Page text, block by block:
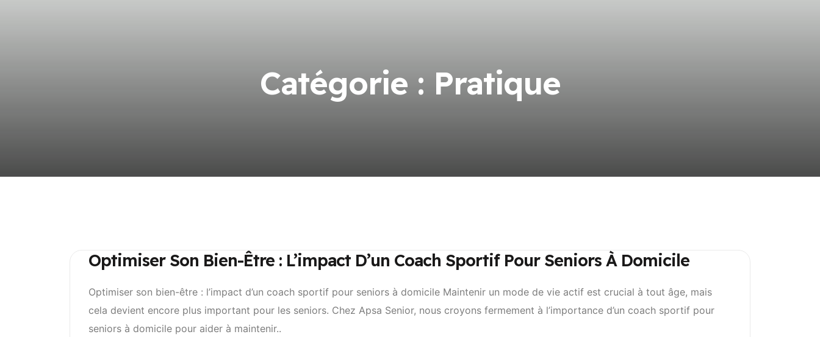
Catégorie : Pratique
Optimiser Son Bien-Être : L’impact D’un Coach Sportif Pour Seniors À Domicile
Optimiser son bien-être : l’impact d’un coach sportif pour seniors à domicile Maintenir un mode de vie actif est crucial à tout âge, mais
cela devient encore plus important pour les seniors. Chez Apsa Senior, nous croyons fermement à l’importance d’un coach sportif pour
seniors à domicile pour aider à maintenir..